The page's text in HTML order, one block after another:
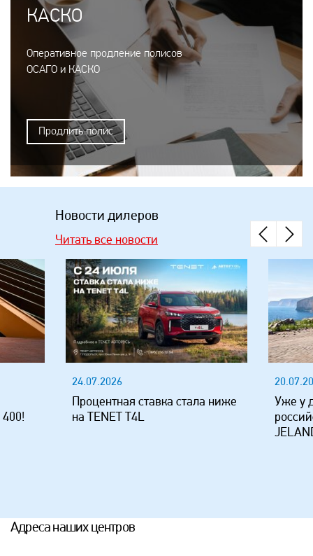
КАСКО
Оперативное продление полисов
ОСАГО и КАСКО
Продлить полис
Новости дилеров
Читать все новости
24.07.2026
Процентная ставка стала ниже
на TENET T4L
Уже у
Адреса наших центров